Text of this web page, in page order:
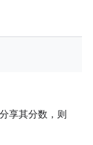
享其分数，则